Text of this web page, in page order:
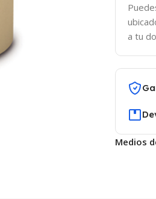
a tu
Medios